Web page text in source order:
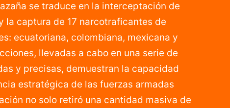
se traduce en la interceptación de
la captura de 17 narcotraficantes de
ecuatoriana, colombiana, mexicana y
llevadas a cabo en una serie de
y precisas, demuestran la capacidad
estratégica de las fuerzas armadas
no solo retiró una cantidad masiva de